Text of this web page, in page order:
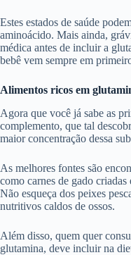
Estes estados de saúde
aminoácido. Mais ainda,
médica antes de incluir a
bebê vem sempre em
Alimentos ricos em
Agora que você já sabe as
complemento, que tal
maior concentração dessa
As melhores fontes são
como carnes de gado
Não esqueça dos peixes
nutritivos caldos de ossos.
Além disso, quem quer
glutamina, deve incluir na